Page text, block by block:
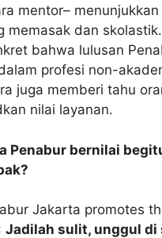
mentor–
memasak dan
bahwa lulusan
profesi non-
juga memberi tahu
nilai layanan.
Penabur bernilai
Jakarta promotes
Jadilah sulit, unggul di